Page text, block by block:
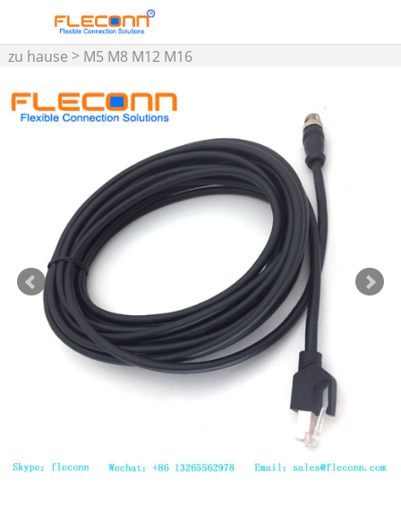
zu hause > M5 M8 M12 M16
Kabelbaugruppe>M12-
Kabel>M12 D-kodiertes